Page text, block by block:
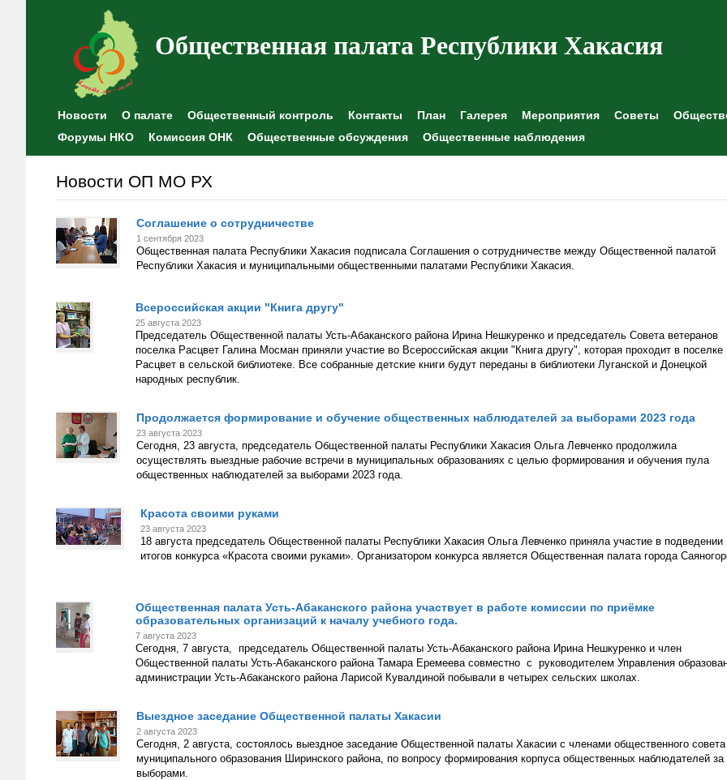
Общественная палата Республики Хакасия
Новости О палате Общественный контроль Контакты План Галерея Мероприятия Советы
Форумы НКО
Комиссия ОНК Общественные обсуждения Общественные наблюдения
Новости ОП МО РХ
Соглашение о сотрудничестве
1 сентября 2023
Общественная палата Республики Хакасия подписала Соглашения о сотрудничестве между Общественной палатой
Республики Хакасия и муниципальными общественными палатами Республики Хакасия.
Всероссийская акции "Книга другу"
25 августа 2023
Председатель Общественной палаты Усть-Абаканского района Ирина Нешкуренко и председатель Совета ветеранов
поселка Расцвет Галина Мосман приняли участие во Всероссийская акции "Книга другу", которая проходит в поселке
Расцвет в сельской библиотеке. Все собранные детские книги будут переданы в библиотеки Луганской и Донецкой
народных республик.
Продолжается формирование и обучение общественных наблюдателей за выборами 2023 года
23 августа 2023
Сегодня, 23 августа, председатель Общественной палаты Республики Хакасия Ольга Левченко продолжила
осуществлять выездные рабочие встречи в муниципальных образованиях с целью формирования и обучения пула
общественных наблюдателей за выборами 2023 года.
Красота своими руками
23 августа 2023
18 августа председатель Общественной палаты Республики Хакасия Ольга Левченко приняла участие в подведении
итогов конкурса «Красота своими руками». Организатором конкурса является Общественная палата города
Общественная палата Усть-Абаканского района участвует в работе комиссии по приёмке
образовательных организаций к началу учебного года.
7 августа 2023
Сегодня, 7 августа, председатель Общественной палаты Усть-Абаканского района Ирина Нешкуренко и член
Общественной палаты Усть-Абаканского района Тамара Еремеева совместно с руководителем Управления
администрации Усть-Абаканского района Ларисой Кувалдиной побывали в четырех сельских школах.
Выездное заседание Общественной палаты Хакасии
2 августа 2023
Сегодня, 2 августа, состоялось выездное заседание Общественной палаты Хакасии с членами общественного совета
муниципального образования Ширинского района, по вопросу формирования корпуса общественных наблюдателей за
выборами.